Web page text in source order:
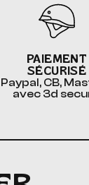
PAIEMENT
SÉCURISÉ
CB,
avec 3d